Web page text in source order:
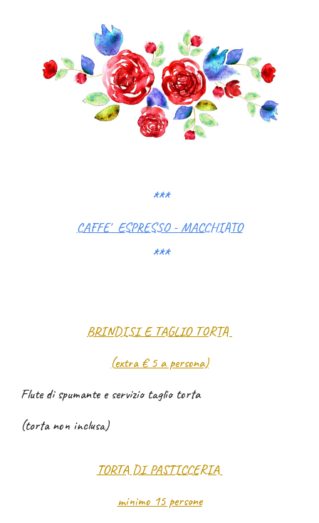
***
CAFFE' ESPRESSO - MACCHIATO
***
BRINDISI E TAGLIO TORTA
(extra € 5 a persona)
Flute di spumante e servizio taglio torta
(torta non inclusa)
TORTA DI PASTICCERIA
minimo 15 persone